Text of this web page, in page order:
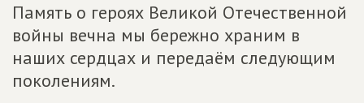
Память о героях Великой Отечественной
войны вечна мы бережно храним в
наших сердцах и передаём следующим
поколениям.